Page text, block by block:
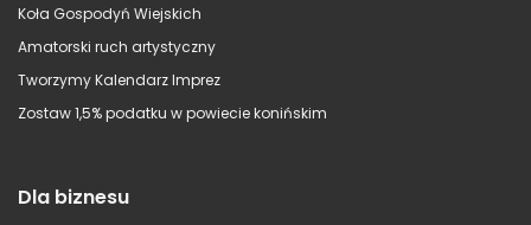
Koła Gospodyń Wiejskich
Amatorski ruch artystyczny
Tworzymy Kalendarz Imprez
Zostaw 1,5% podatku w powiecie konińskim
Dla biznesu